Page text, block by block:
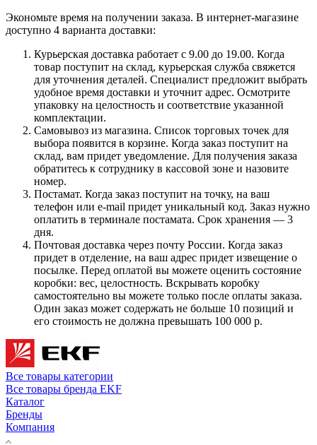
Экономьте время на получении заказа. В интернет-магазине
доступно 4 варианта доставки:
Курьерская доставка работает с 9.00 до 19.00. Когда
товар поступит на склад, курьерская служба свяжется
для уточнения деталей. Специалист предложит выбрать
удобное время доставки и уточнит адрес. Осмотрите
упаковку на целостность и соответствие указанной
комплектации.
Самовывоз из магазина. Список торговых точек для
выбора появится в корзине. Когда заказ поступит на
склад, вам придет уведомление. Для получения заказа
обратитесь к сотруднику в кассовой зоне и назовите
номер.
Постамат. Когда заказ поступит на точку, на ваш
телефон или e-mail придет уникальный код. Заказ нужно
оплатить в терминале постамата. Срок хранения — 3
дня.
Почтовая доставка через почту России. Когда заказ
придет в отделение, на ваш адрес придет извещение о
посылке. Перед оплатой вы можете оценить состояние
коробки: вес, целостность. Вскрывать коробку
самостоятельно вы можете только после оплаты заказа.
Один заказ может содержать не больше 10 позиций и
его стоимость не должна превышать 100 000 р.
Все товары категории
Все товары бренда EKF
Каталог
Бренды
Компания